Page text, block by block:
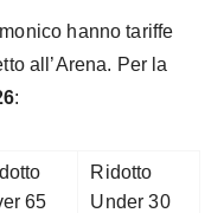
hanno tariffe
all’Arena. Per la
:
65
Ridotto
Under 30